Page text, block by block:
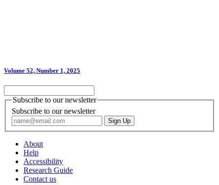
Volume 52, Number 1, 2025
Subscribe to our newsletter
Subscribe to our newsletter
About
Help
Accessibility
Research Guide
Contact us